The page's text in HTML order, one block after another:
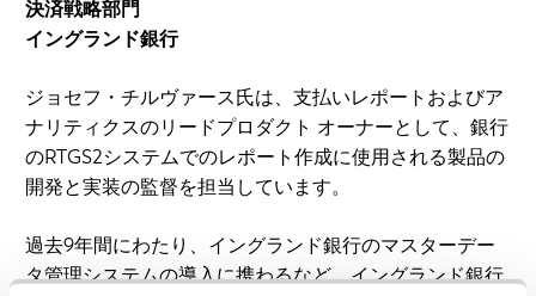
決済戦略部門
イングランド銀行
ジョセフ・チルヴァース氏は、支払いレポートおよびア
ナリティクスのリードプロダクト オーナーとして、銀行
のRTGS2システムでのレポート作成に使用される製品の
開発と実装の監督を担当しています。
過去9年間にわたり、イングランド銀行のマスターデー
タ管理システムの導入に携わるなど、イングランド銀行